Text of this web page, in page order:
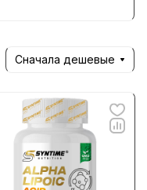
Сначала дешевые